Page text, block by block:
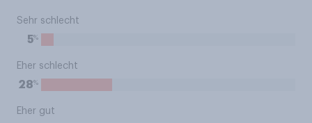
Sehr schlecht
5%
Eher schlecht
28%
Eher gut